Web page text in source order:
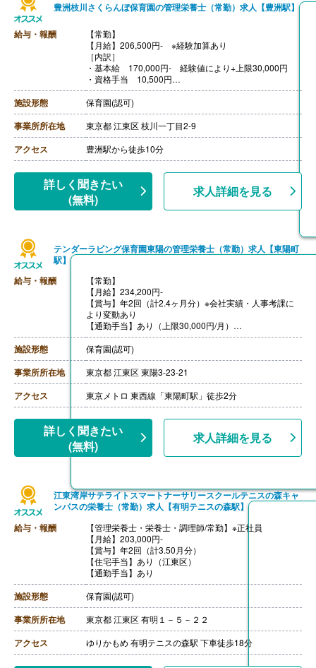
豊洲枝川さくらんぼ保育園の管理栄養士（常勤）求人【豊洲駅】
給与・報酬
【常勤】
【月給】206,500円- ※経験加算あり
［内訳］
・基本給 170,000円- 経験値により+上限30,000円
・資格手当 10,500円
・地域手当 15,000円
・食事補助 1,000円
・調整給 10,000円
・日曜日祝日手当 5,000円/回
【賞与】年2回（計4.00ヶ月分）※前年度実績
【通勤手当】あり(上限30,000円/月)
【昇給】年1回
施設形態 保育園(認可)
事業所所在地 東京都 江東区 枝川一丁目2-9
アクセス 豊洲駅から徒歩10分
詳しく聞きたい
(無料)
求人詳細を見る
テンダーラビング保育園東陽の管理栄養士（常勤）求人【東陽町
駅】
給与・報酬
【常勤】
【月給】234,200円-
【賞与】年2回（計2.4ヶ月分）※会社実績・人事考課に
より変動あり
【通勤手当】あり（上限30,000円/月）
【昇給】あり（1月あたり3,000円-10,600円）※会社実
績・人事考課により変動あり
【退職金】あり（勤続5年以上）
施設形態 保育園(認可)
事業所所在地 東京都 江東区 東陽3-23-21
アクセス 東京メトロ 東西線「東陽町駅」徒歩2分
詳しく聞きたい
(無料)
求人詳細を見る
江東湾岸サテライトスマートナーサリースクールテニスの森キャ
ンパスの栄養士（常勤）求人【有明テニスの森駅】
給与・報酬
【管理栄養士・栄養士・調理師/常勤】※正社員
【月給】203,000円-
【賞与】年2回（計3.50月分）
【住宅手当】あり（江東区）
【通勤手当】あり
施設形態 保育園(認可)
事業所所在地 東京都 江東区 有明１－５－２２
アクセス ゆりかもめ 有明テニスの森駅 下車徒歩18分